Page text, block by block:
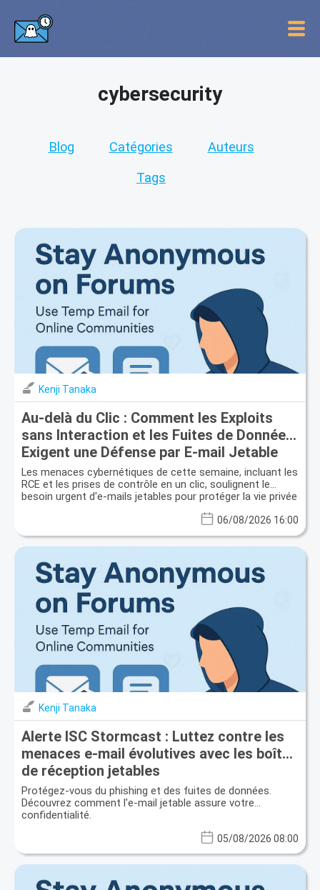
cybersecurity
Blog Catégories Auteurs
Tags
Kenji Tanaka
Au-delà du Clic : Comment les Exploits
sans Interaction et les Fuites de Données
Exigent une Défense par E-mail Jetable
Les menaces cybernétiques de cette semaine, incluant les
RCE et les prises de contrôle en un clic, soulignent le
besoin urgent d'e-mails jetables pour protéger la vie privée
06/08/2026 16:00
Kenji Tanaka
Alerte ISC Stormcast : Luttez contre les
menaces e-mail évolutives avec les boîtes
de réception jetables
Protégez-vous du phishing et des fuites de données.
Découvrez comment l'e-mail jetable assure votre
confidentialité.
05/08/2026 08:00